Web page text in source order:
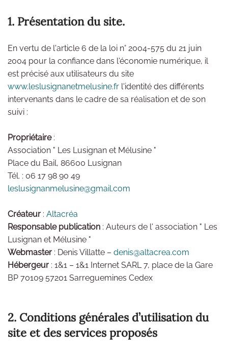
1. Présentation du site.
En vertu de l'article 6 de la loi n° 2004-575 du 21 juin
2004 pour la confiance dans l'économie numérique, il
est précisé aux utilisateurs du site
www.leslusignanetmelusine.fr l'identité des différents
intervenants dans le cadre de sa réalisation et de son
suivi :
Propriétaire:
Association " Les Lusignan et Mélusine "
Place du Bail, 86600 Lusignan
Tél. : 06 17 98 90 49
leslusignanmelusine@gmail.com
Créateur : Altacréa
Responsable publication : Auteurs de l' association " Les
Lusignan et Mélusine "
Webmaster : Denis Villatte – denis@altacrea.com
Hébergeur : 1&1 – 1&1 Internet SARL 7, place de la Gare
BP 70109 57201 Sarreguemines Cedex
2. Conditions générales d’utilisation du
site et des services proposés